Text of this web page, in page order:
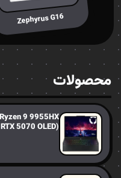
Zephyrus G16
محصولات
9 9955HX
RTX 5070 OLED)